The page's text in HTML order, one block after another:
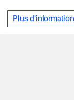
d'électricité, ainsi
d'autres
Plus